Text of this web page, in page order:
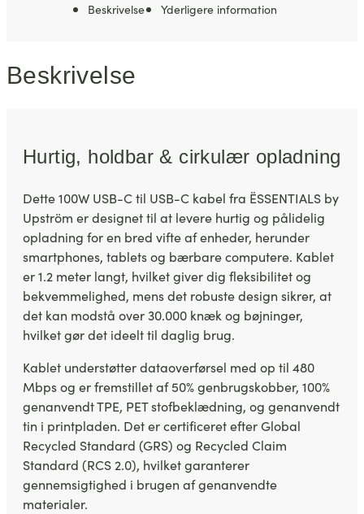
Beskrivelse Yderligere information
Beskrivelse
Hurtig, holdbar & cirkulær opladning
Dette 100W USB-C til USB-C kabel fra ËSSENTIALS by
Upström er designet til at levere hurtig og pålidelig
opladning for en bred vifte af enheder, herunder
smartphones, tablets og bærbare computere. Kablet
er 1.2 meter langt, hvilket giver dig fleksibilitet og
bekvemmelighed, mens det robuste design sikrer, at
det kan modstå over 30.000 knæk og bøjninger,
hvilket gør det ideelt til daglig brug.
Kablet understøtter dataoverførsel med op til 480
Mbps og er fremstillet af 50% genbrugskobber, 100%
genanvendt TPE, PET stofbeklædning, og genanvendt
tin i printpladen. Det er certificeret efter Global
Recycled Standard (GRS) og Recycled Claim
Standard (RCS 2.0), hvilket garanterer
gennemsigtighed i brugen af genanvendte
materialer.